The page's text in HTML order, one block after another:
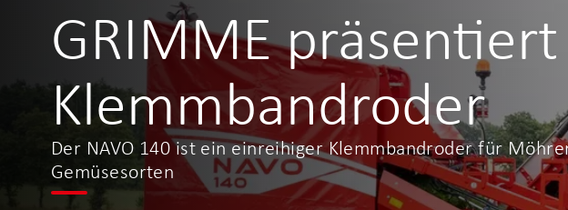
GRIMME
Klemmbandroder
Der NAVO 140 ist ein einreihiger Klemmbandroder für
Gemüsesorten